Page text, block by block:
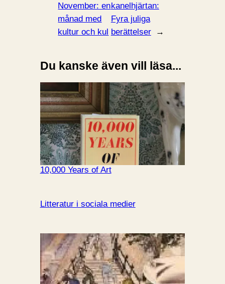
November: en
månad med
kultur och kul
kanelhjärtan:
Fyra juliga
berättelser
→
Du kanske även vill läsa...
10,000 Years of Art
Litteratur i sociala medier